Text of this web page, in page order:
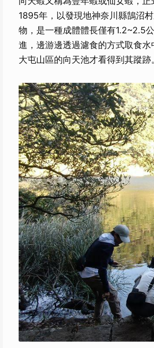
1895年，以發現地神奈川縣鵠沼
物，是一種成體體長僅有1.2~2.5
進，邊游邊透過濾食的方式取食
大屯山區的向天池才看得到其蹤跡